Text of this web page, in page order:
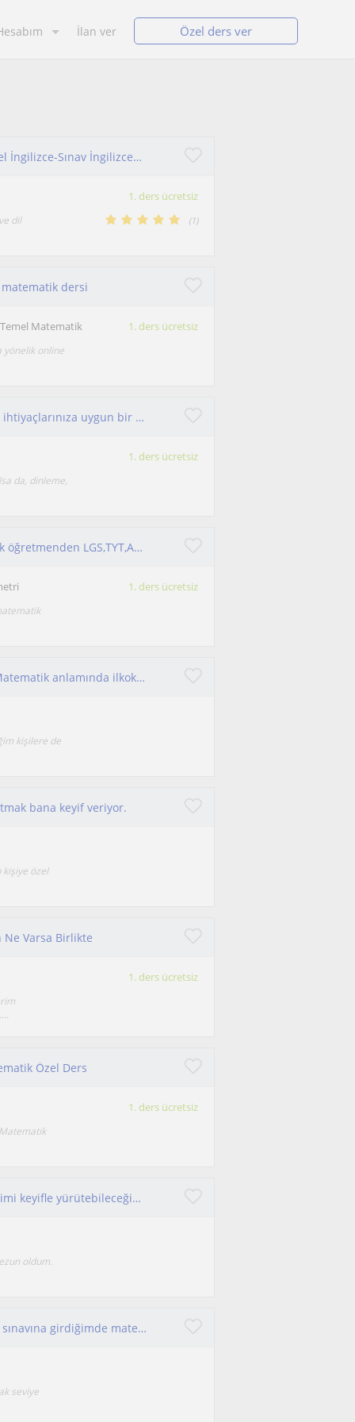
İlan ver Özel ders ver
İngilizce öğretmeninden her yaş grubuna, Genel İngilizce-Sınav İngilizcesi(YDT,YDS,IELTS, TOEFL) dersleri
1. ders ücretsiz
dil
(1)
dersi
Matematik 1. ders ücretsiz
yönelik online
İster sıfırdan başlayın ister seviyenizi geliştirin, ihtiyaçlarınıza uygun bir programla hedeflerinize birlikte ulaşabiliriz.
1. ders ücretsiz
da, dinleme,
Marmara Matematik Öğrt. (İNG)mezunu 24 yıllık öğretmenden LGS,TYT,AYT sınavı ve ara sınıflar için Matematik ve Geometri özel ders
1. ders ücretsiz
Biyosistem mühendisliği 3.sınıf öğrencisiyim. Matematik anlamında ilkokul ve ortaokul öğrencilerine eğitim vermek isterim.
kişilere de
bana keyif veriyor.
özel
Ne Varsa Birlikte
1. ders ücretsiz
Özel Ders
1. ders ücretsiz
Merhabalar yaz döneminde online özel derslerimi keyifle yürütebileceğimi düşünüyorum. Birlikte çalışmak için sabırsızlanıyorum.
oldum.
Hiç hazırlanmadan üniversite sınavına ve KPSS sınavına girdiğimde matematik alanında fulle yakın bir başarı gösterdim.KPSS TYT AYT
seviye